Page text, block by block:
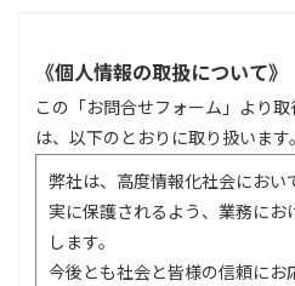
《個人情報の取扱について》
この「お問合せフォーム」より
は、以下のとおりに取り扱います
弊社は、高度情報化社会におい
実に保護されるよう、業務にお
します。
今後とも社会と皆様の信頼にお